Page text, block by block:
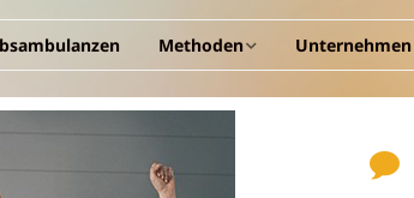
Methoden
Arbeitsvermögen
Humanökologischer
Beratungsansatz
Unternehmen
Vision und Ziele